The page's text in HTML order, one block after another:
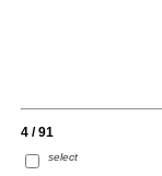
4 / 91
select